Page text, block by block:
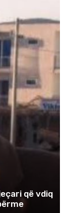
që vdiq